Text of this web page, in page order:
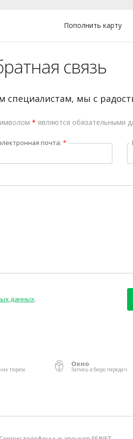
Пополнить карту
связь
специалистам, мы с
* являются обязательными
почта: *
данных.
тюрем
Окно
Запись в бюро передач